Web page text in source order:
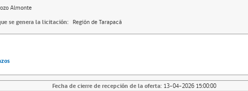
Almonte
se genera la licitación: Región de Tarapacá
Fecha de cierre de recepción de la oferta: 13-04-2026 15:00:00